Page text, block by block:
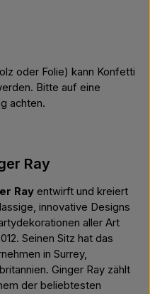
oder Folie) kann Konfetti
Bitte auf eine
achten.
Ray
Ray entwirft und kreiert
innovative Designs
aller Art
Seinen Sitz hat das
in Surrey,
Ginger Ray zählt
der beliebtesten